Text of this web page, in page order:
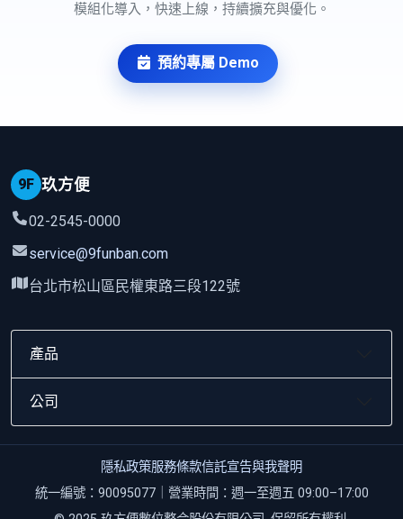
模組化導入，快速上線，持續擴充與優化。
預約專屬 Demo
9F 玖方便
02-2545-0000
service@9funban.com
台北市松山區民權東路三段122號
產品
公司
隱私政策服務條款信託宣告與我聲明
統一編號：90095077｜營業時間：週一至週五 09:00–17:00